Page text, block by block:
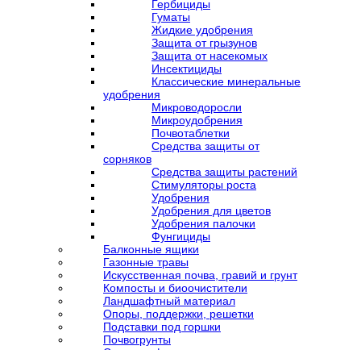
Гербициды
Гуматы
Жидкие удобрения
Защита от грызунов
Защита от насекомых
Инсектициды
Классические минеральные
удобрения
Микроводоросли
Микроудобрения
Почвотаблетки
Средства защиты от
сорняков
Средства защиты растений
Стимуляторы роста
Удобрения
Удобрения для цветов
Удобрения палочки
Фунгициды
Балконные ящики
Газонные травы
Искусственная почва, гравий и грунт
Компосты и биоочистители
Ландшафтный материал
Опоры, поддержки, решетки
Подставки под горшки
Почвогрунты